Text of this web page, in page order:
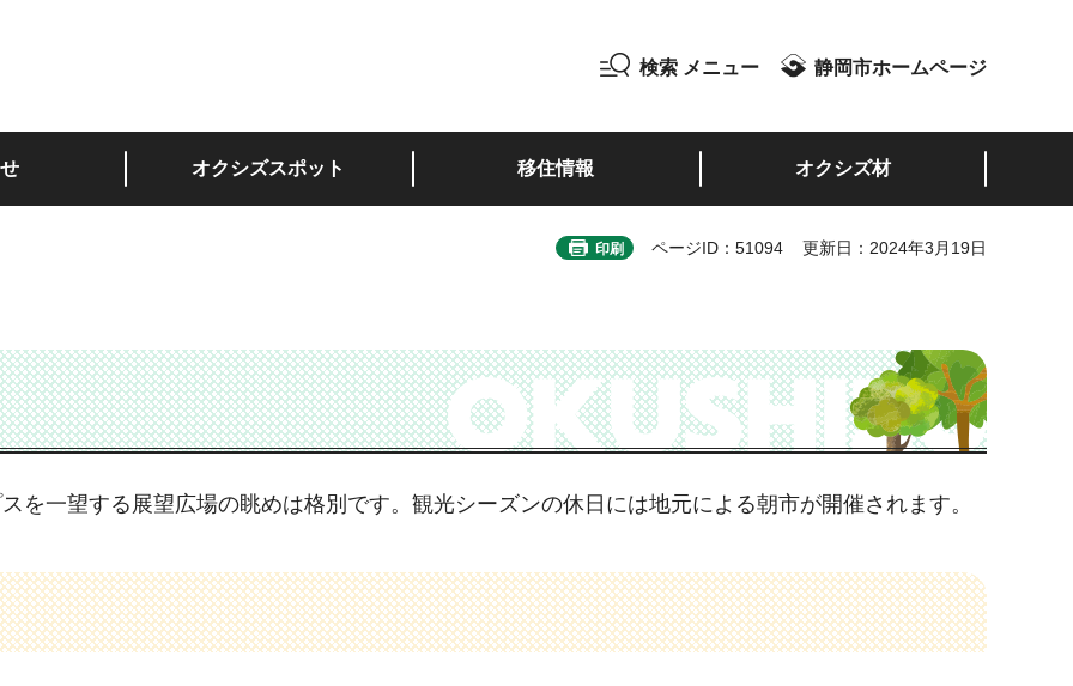
検索 メニュー 静岡市ホームページ
オクシズスポット 移住情報 オクシズ材
印刷 ページID：51094 更新日：2024年3月19日
を一望する展望広場の眺めは格別です。観光シーズンの休日には地元による朝市が開催されます。